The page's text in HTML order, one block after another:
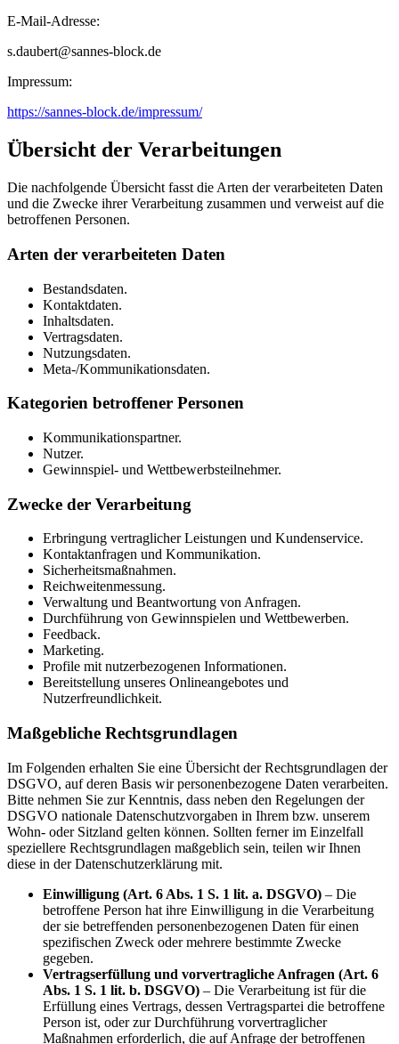
E-Mail-Adresse:
s.daubert@sannes-block.de
Impressum:
https://sannes-block.de/impressum/
Übersicht der Verarbeitungen
Die nachfolgende Übersicht fasst die Arten der verarbeiteten Daten
und die Zwecke ihrer Verarbeitung zusammen und verweist auf die
betroffenen Personen.
Arten der verarbeiteten Daten
Bestandsdaten.
Kontaktdaten.
Inhaltsdaten.
Vertragsdaten.
Nutzungsdaten.
Meta-/Kommunikationsdaten.
Kategorien betroffener Personen
Kommunikationspartner.
Nutzer.
Gewinnspiel- und Wettbewerbsteilnehmer.
Zwecke der Verarbeitung
Erbringung vertraglicher Leistungen und Kundenservice.
Kontaktanfragen und Kommunikation.
Sicherheitsmaßnahmen.
Reichweitenmessung.
Verwaltung und Beantwortung von Anfragen.
Durchführung von Gewinnspielen und Wettbewerben.
Feedback.
Marketing.
Profile mit nutzerbezogenen Informationen.
Bereitstellung unseres Onlineangebotes und
Nutzerfreundlichkeit.
Maßgebliche Rechtsgrundlagen
Im Folgenden erhalten Sie eine Übersicht der Rechtsgrundlagen der
DSGVO, auf deren Basis wir personenbezogene Daten verarbeiten.
Bitte nehmen Sie zur Kenntnis, dass neben den Regelungen der
DSGVO nationale Datenschutzvorgaben in Ihrem bzw. unserem
Wohn- oder Sitzland gelten können. Sollten ferner im Einzelfall
speziellere Rechtsgrundlagen maßgeblich sein, teilen wir Ihnen
diese in der Datenschutzerklärung mit.
Einwilligung (Art. 6 Abs. 1 S. 1 lit. a. DSGVO) – Die
betroffene Person hat ihre Einwilligung in die Verarbeitung
der sie betreffenden personenbezogenen Daten für einen
spezifischen Zweck oder mehrere bestimmte Zwecke
gegeben.
Vertragserfüllung und vorvertragliche Anfragen (Art. 6
Abs. 1 S. 1 lit. b. DSGVO) – Die Verarbeitung ist für die
Erfüllung eines Vertrags, dessen Vertragspartei die betroffene
Person ist, oder zur Durchführung vorvertraglicher
Maßnahmen erforderlich, die auf Anfrage der betroffenen